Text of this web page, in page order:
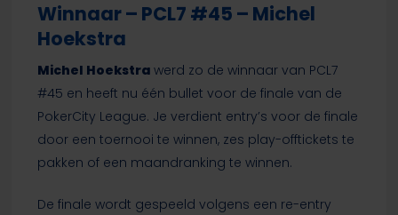
Winnaar – PCL7 #45 – Michel
Hoekstra
Michel Hoekstra werd zo de winnaar van PCL7
#45 en heeft nu één bullet voor de finale van de
PokerCity League. Je verdient entry’s voor de finale
door een toernooi te winnen, zes play-offtickets te
pakken of een maandranking te winnen.
De finale wordt gespeeld volgens een re-entry